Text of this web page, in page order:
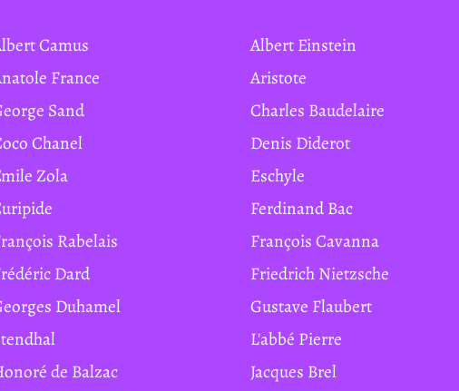
Albert Camus Albert Einstein
Anatole France Aristote
George Sand Charles Baudelaire
Coco Chanel Denis Diderot
Emile Zola Eschyle
Euripide Ferdinand Bac
François Rabelais François Cavanna
Frédéric Dard Friedrich Nietzsche
Georges Duhamel Gustave Flaubert
Stendhal L'abbé Pierre
Honoré de Balzac Jacques Brel